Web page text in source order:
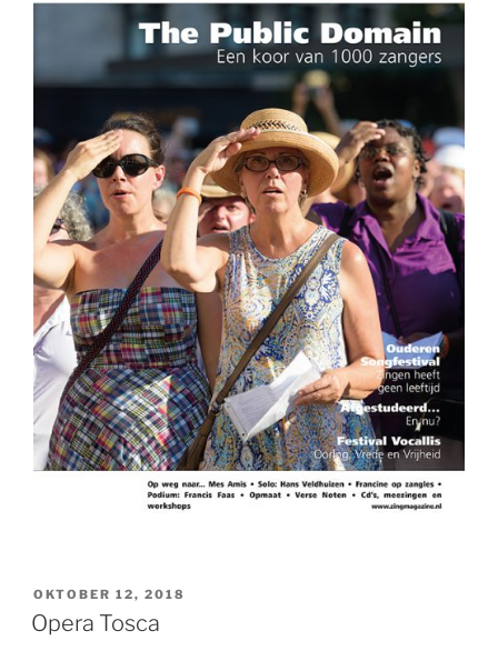
GEPLAATST
OP
OKTOBER 12, 2018
Opera Tosca